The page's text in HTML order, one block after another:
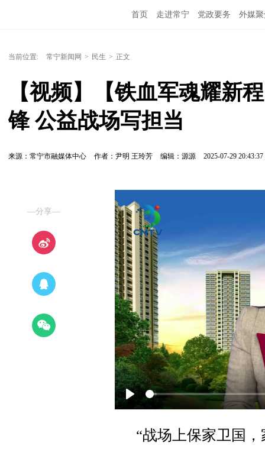
首页 走进常宁 党政要务 外媒
当前位置: 常宁新闻网 > 民生 > 正文
【视频】【铁血军魂耀新
锋 公益战场写担当
来源：常宁市融媒体中心 作者：尹明 王玲芳 编辑：源源 2025-07-29 20:43:37
—分享—
Play
“战场上保家卫国